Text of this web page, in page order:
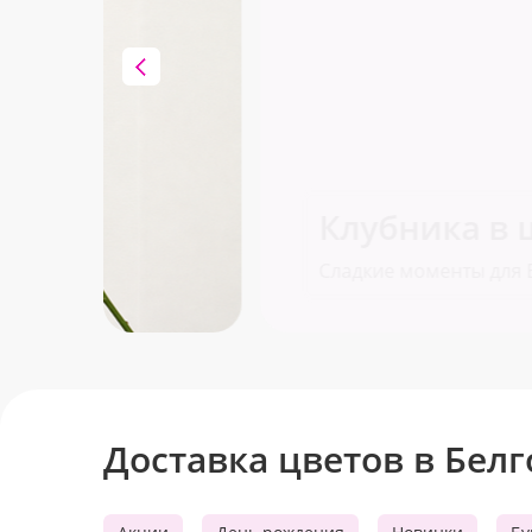
Доставка цветов в